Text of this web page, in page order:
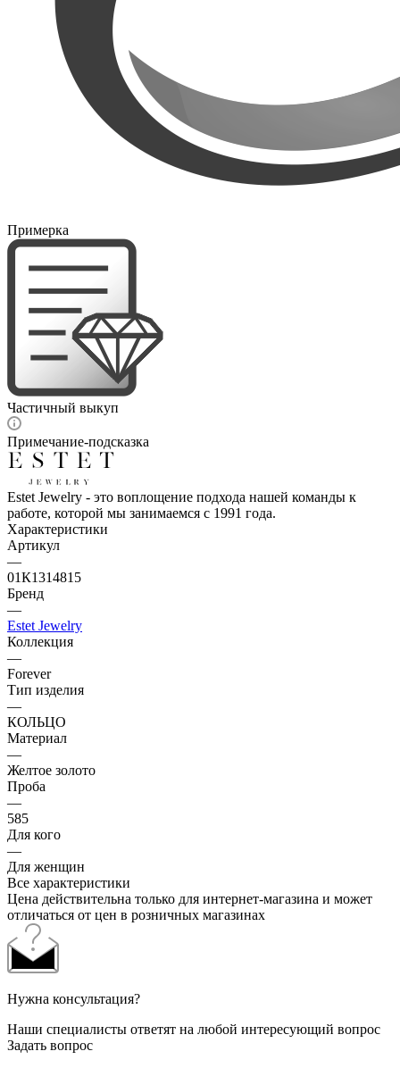
Примерка
Частичный выкуп
Примечание-подсказка
Estet Jewelry - это воплощение подхода нашей команды к
работе, которой мы занимаемся с 1991 года.
Характеристики
Артикул
—
01К1314815
Бренд
—
Estet Jewelry
Коллекция
—
Forever
Тип изделия
—
КОЛЬЦО
Материал
—
Желтое золото
Проба
—
585
Для кого
—
Для женщин
Все характеристики
Цена действительна только для интернет-магазина и может
отличаться от цен в розничных магазинах
Нужна консультация?
Наши специалисты ответят на любой интересующий вопрос
Задать вопрос